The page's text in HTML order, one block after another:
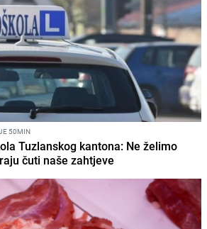
50MIN
Tuzlanskog kantona: Ne želimo
čuti naše zahtjeve